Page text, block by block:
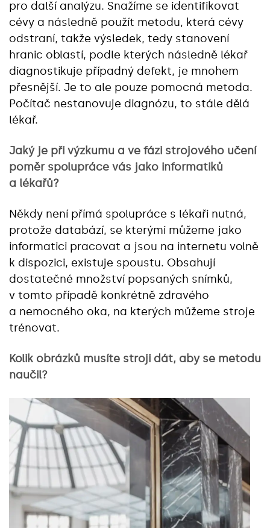
pro další analýzu. Snažíme se identifikovat
cévy a následně použít metodu, která cévy
odstraní, takže výsledek, tedy stanovení
hranic oblastí, podle kterých následně lékař
diagnostikuje případný defekt, je mnohem
přesnější. Je to ale pouze pomocná metoda.
Počítač nestanovuje diagnózu, to stále dělá
lékař.
Jaký je při výzkumu a ve fázi strojového učení
poměr spolupráce vás jako informatiků
a lékařů?
Někdy není přímá spolupráce s lékaři nutná,
protože databází, se kterými můžeme jako
informatici pracovat a jsou na internetu volně
k dispozici, existuje spoustu. Obsahují
dostatečné množství popsaných snímků,
v tomto případě konkrétně zdravého
a nemocného oka, na kterých můžeme stroje
trénovat.
Kolik obrázků musíte stroji dát, aby se metodu
naučil?